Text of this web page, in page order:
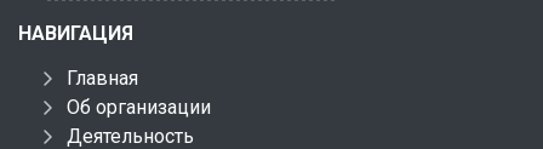
НАВИГАЦИЯ
Главная
Об организации
Деятельность